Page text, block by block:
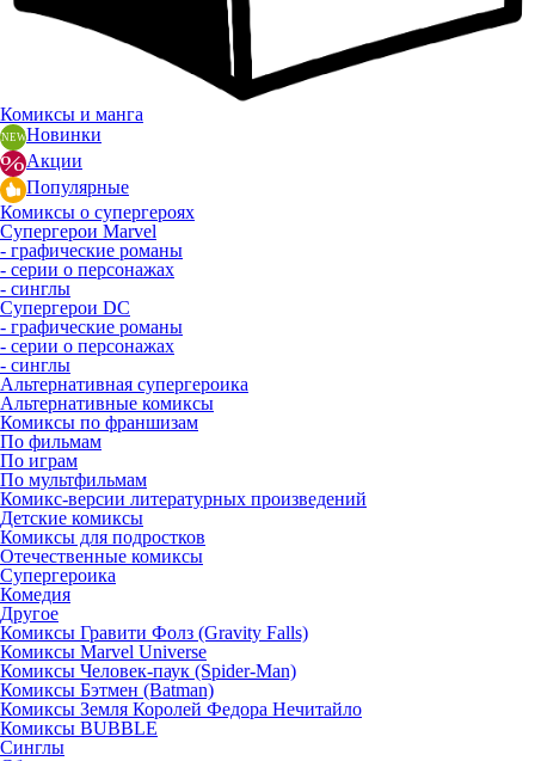
Комиксы и манга
Новинки
Акции
Популярные
Комиксы о супергероях
Супергерои Marvel
- графические романы
- серии о персонажах
- синглы
Супергерои DC
- графические романы
- серии о персонажах
- синглы
Альтернативная супергероика
Альтернативные комиксы
Комиксы по франшизам
По фильмам
По играм
По мультфильмам
Комикс-версии литературных произведений
Детские комиксы
Комиксы для подростков
Отечественные комиксы
Супергероика
Комедия
Другое
Комиксы Гравити Фолз (Gravity Falls)
Комиксы Marvel Universe
Комиксы Человек-паук (Spider-Man)
Комиксы Бэтмен (Batman)
Комиксы Земля Королей Федора Нечитайло
Комиксы BUBBLE
Синглы